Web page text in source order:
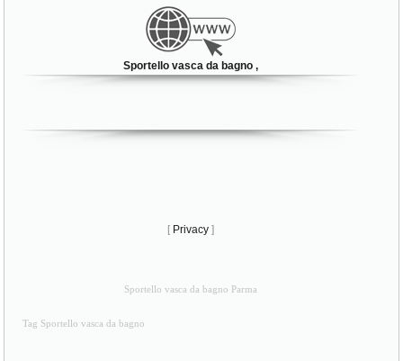
Sportello vasca da bagno ,
[ Privacy ]
Sportello vasca da bagno Parma
Tag Sportello vasca da bagno